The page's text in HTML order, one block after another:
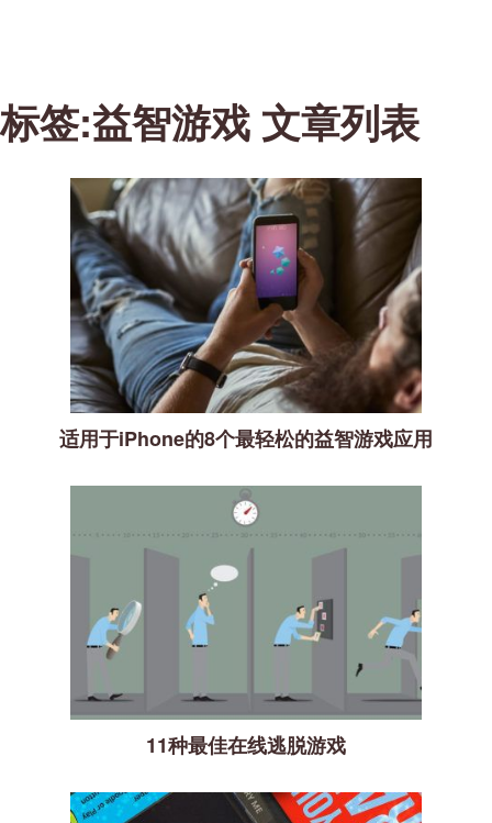
标签:益智游戏 文章列表
适用于iPhone的8个最轻松的益智游戏应用
11种最佳在线逃脱游戏